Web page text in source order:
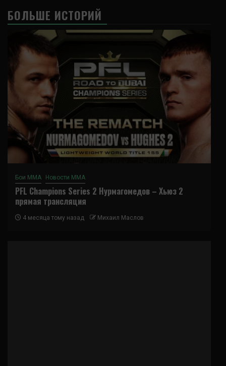
БОЛЬШЕ ИСТОРИЙ
Бои ММА Новости ММА
PFL Champions Series 2 Нурмагомедов – Хьюз 2
прямая трансляция
4 месяца тому назад Михаил Маслов